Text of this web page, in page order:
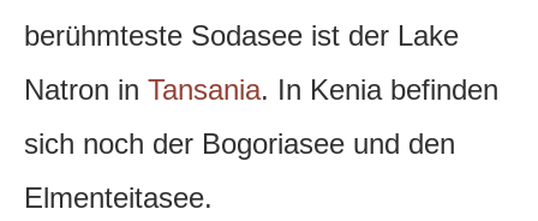
berühmteste Sodasee ist der Lake
Natron in Tansania. In Kenia befinden
sich noch der Bogoriasee und den
Elmenteitasee.